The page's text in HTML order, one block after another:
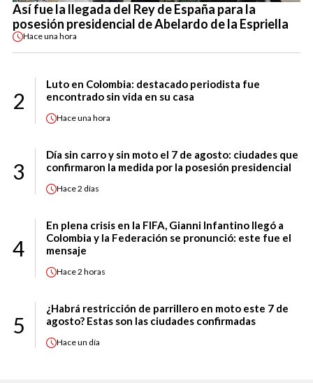
Así fue la llegada del Rey de España para la
posesión presidencial de Abelardo de la Espriella
Haceuna hora
2
Luto en Colombia: destacado periodista fue
encontrado sin vida en su casa
Haceuna hora
3
Día sin carro y sin moto el 7 de agosto: ciudades que
confirmaron la medida por la posesión presidencial
Hace2 días
4
En plena crisis en la FIFA, Gianni Infantino llegó a
Colombia y la Federación se pronunció: este fue el
mensaje
Hace2 horas
5
¿Habrá restricción de parrillero en moto este 7 de
agosto? Estas son las ciudades confirmadas
Haceun día